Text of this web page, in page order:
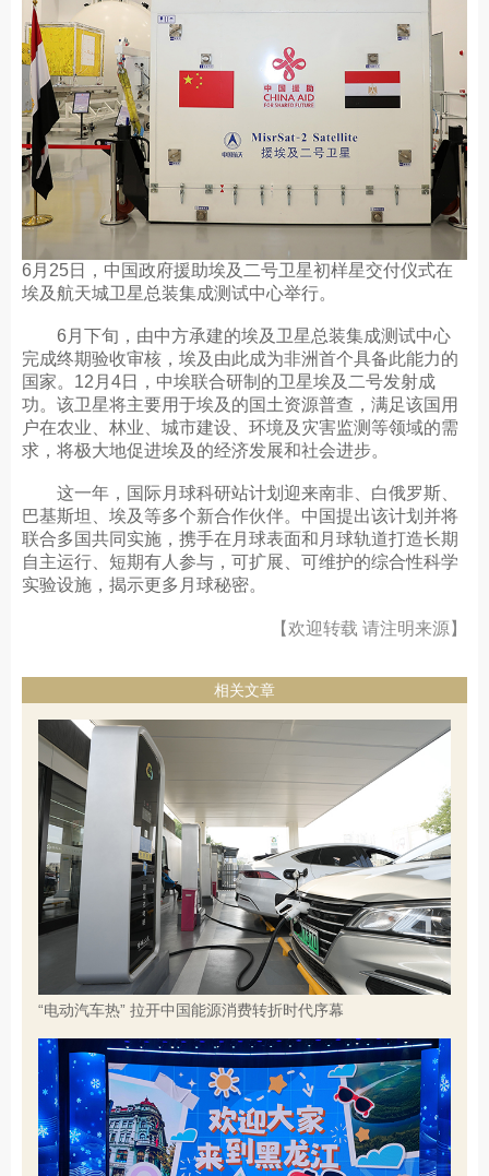
6月25日，中国政府援助埃及二号卫星初样星交付仪式在
埃及航天城卫星总装集成测试中心举行。
6月下旬，由中方承建的埃及卫星总装集成测试中心
完成终期验收审核，埃及由此成为非洲首个具备此能力的
国家。12月4日，中埃联合研制的卫星埃及二号发射成
功。该卫星将主要用于埃及的国土资源普查，满足该国用
户在农业、林业、城市建设、环境及灾害监测等领域的需
求，将极大地促进埃及的经济发展和社会进步。
这一年，国际月球科研站计划迎来南非、白俄罗斯、
巴基斯坦、埃及等多个新合作伙伴。中国提出该计划并将
联合多国共同实施，携手在月球表面和月球轨道打造长期
自主运行、短期有人参与，可扩展、可维护的综合性科学
实验设施，揭示更多月球秘密。
【欢迎转载 请注明来源】
相关文章
“电动汽车热” 拉开中国能源消费转折时代序幕